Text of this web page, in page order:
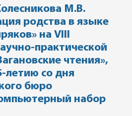
М.В.
родства в языке
на VIII
практической
чтения»,
летию со дня
бюро
набор